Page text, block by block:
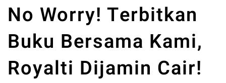
No Worry! Terbitkan
Buku Bersama Kami,
Royalti Dijamin Cair!